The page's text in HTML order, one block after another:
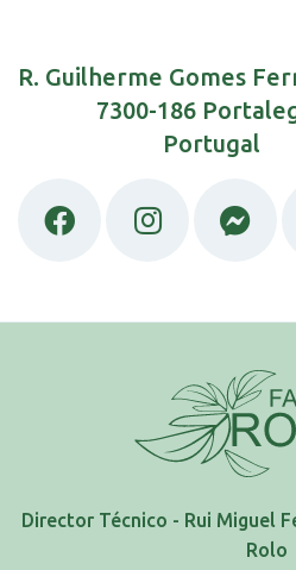
R. Guilherme Gomes
7300-186
Portugal
Director Técnico - Rui Miguel
Rolo